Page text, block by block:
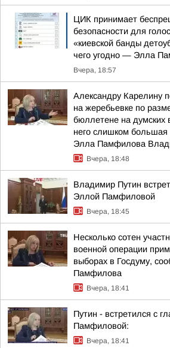
ЦИК принимает
безопасности для
«киевской банды
чего угодно — Элла
Вчера, 18:57
Александру Карелину
на жеребьевке по
бюллетене на думских
него слишком большая
Элла Памфилова
Вчера, 18:48
Владимир Путин
Эллой Памфиловой
Вчера, 18:45
Несколько сотен
военной операции
выборах в Госдуму,
Памфилова
Вчера, 18:41
Путин - встретился с
Памфиловой:
Вчера, 18:41